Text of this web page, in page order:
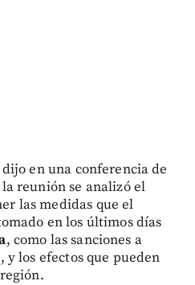
en una conferencia de
reunión se analizó el
las medidas que el
en los últimos días
, como las sanciones a
y los efectos que pueden